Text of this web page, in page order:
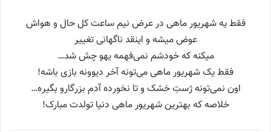
ﻓﻘﻂ یه شهریور ﻣﺎﻫﯽ ﺩﺭ ﻋﺮﺽ ﻧﯿﻢ ﺳﺎﻋﺖ ﮐﻞ ﺣﺎﻝ ﻭ ﻫﻮﺍﺵ
ﻋﻮﺽ ﻣﯿﺸﻪ ﻭ ﺍﯾﻨﻘﺪ ﻧﺎﮔﻬﺎﻧﯽ تغییر
ﻣﯿﮑﻨﻪ ﮐﻪ ﺧﻮﺩﺷﻢ نمی‌فهمه ﯾﻬﻮ ﭼﺶ ﺷﺪ…
ﻓﻘﻂ یک شهریور ﻣﺎﻫﯽ می‌توﻧﻪ ﺁﺧﺮ ﺩﯾﻮﻭﻧﻪ ﺑﺎﺯﯼ ﺑﺎﺷﻪ!
اون نمی‌تونه ﮊﺳﺖِ ﺧﺸﮏ ﻭ ﺗﺎ ﻧﺨﻮﺭﺩﻩ ﺁﺩﻡ ﺑﺰﺭﮔﺎﺭﻭ ﺑﮕﯿﺮﻩ…
خلاصه که بهترین شهریور ماهی دنیا تولدت مبارک!